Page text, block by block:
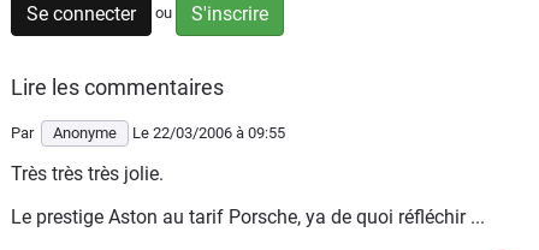
Moto
Marques
Se connecter ou S'inscrire
Lire les commentaires
Par Anonyme Le 22/03/2006 à 09:55
Très très très jolie.
Le prestige Aston au tarif Porsche, ya de quoi réfléchir ...